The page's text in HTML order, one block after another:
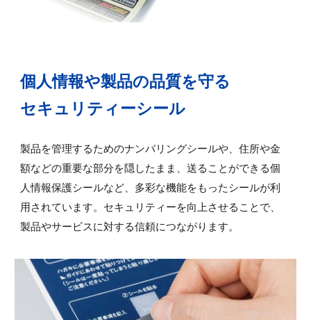
個人情報や製品の品質を守る
セキュリティーシール
製品を管理するためのナンバリングシールや、住所や金
額などの重要な部分を隠したまま、送ることができる個
人情報保護シールなど、多彩な機能をもったシールが利
用されています。セキュリティーを向上させることで、
製品やサービスに対する信頼につながります。